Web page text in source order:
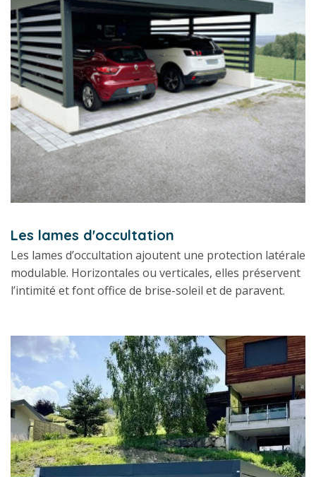
Les lames d'occultation
Les lames d’occultation ajoutent une protection latérale
modulable. Horizontales ou verticales, elles préservent
l’intimité et font office de brise-soleil et de paravent.